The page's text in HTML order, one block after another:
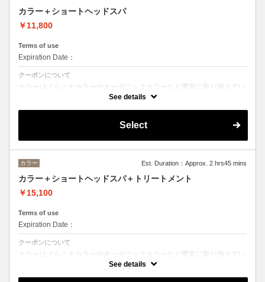
カラー＋ショートヘッドスパ
￥11,800
Terms of use
Expiration Date：
クーポンについて
カラーはイルミナカラーやオーガニックカラーなど豊富に取り揃えてい
デザインによってベストな選択をさせて頂きます。
ヘッドスパは２０分のショートヘッドスパ
See details
Select
カラー Est. Duration：Approx. 2 hrs45 mins
カラー＋ショートヘッドスパ＋トリートメント
￥15,100
Terms of use
Expiration Date：
クーポンについて
カラーはイルミナカラーやオーガニックカラーなど豊富に取り揃えてい
デザインによってベストな選択をさせて頂きます。
※フルカラーの場合プラス¥1100
See details